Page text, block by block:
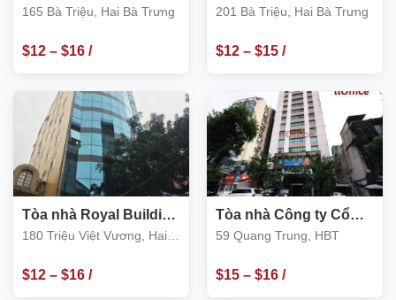
Bà Triệu, Hai Bà Trưng
165 Bà Triệu, Hai Bà Trưng
$12– $16/
Triệu, Hai Bà Trưng
201 Bà Triệu, Hai Bà Trưng
$12– $15/
Tòa nhà Royal Building
180 Triệu Việt Vương,
180 Triệu Việt Vương, Hai
$12– $16/
Tòa nhà Công ty Cổ
phần Xây Dựng số 1
59 Quang Trung, HBT
$15– $16/